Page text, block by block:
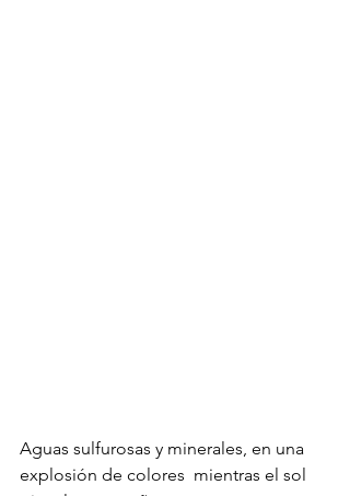
Aguas sulfurosas y minerales, en una
explosión de colores  mientras el sol